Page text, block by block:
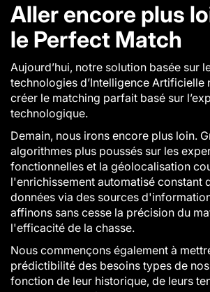
Aller encore plus
le Perfect Match
Aujourd’hui, notre solution basée sur
technologies d’Intelligence Artificielle
créer le matching parfait basé sur
technologique.
Demain, nous irons encore plus loin.
algorithmes plus poussés sur les
fonctionnelles et la géolocalisation
l'enrichissement automatisé constant
données via des sources
affinons sans cesse la précision du
l'efficacité de la chasse.
Nous commençons également à
prédictibilité des besoins types de
fonction de leur historique, de leurs